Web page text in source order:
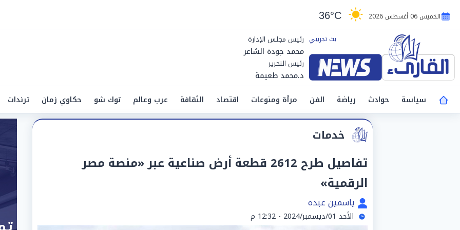
الخميس 06 أغسطس 2026 36°C
رئيس مجلس الإدارة
محمد جودة الشاعر
رئيس التحرير
د.محمد طعيمة
سياسة
حوادث رياضة الفن مرأة ومنوعات اقتصاد الثقافة عرب وعالم توك شو حكاوي زمان ترندات
خدمات
تفاصيل طرح 2612 قطعة أرض صناعية عبر «منصة مصر
الرقمية»
ياسمين عبده
الأحد 01/ديسمبر/2024 - 12:32 م